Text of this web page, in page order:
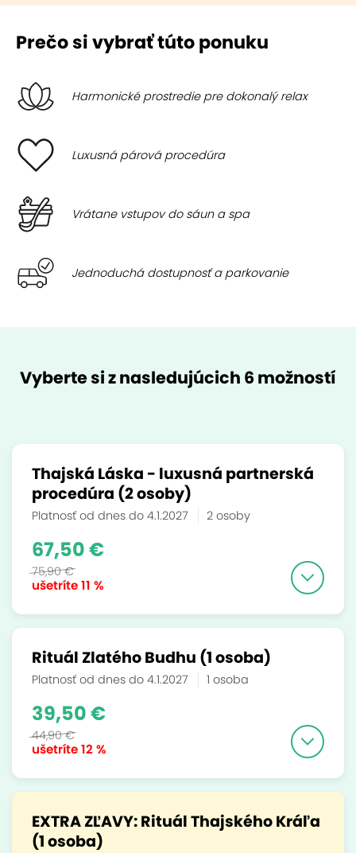
Prečo si vybrať túto ponuku
Harmonické prostredie pre dokonalý relax
Luxusná párová procedúra
Vrátane vstupov do sáun a spa
Jednoduchá dostupnosť a parkovanie
Vyberte si z nasledujúcich 6 možností
Thajská Láska - luxusná partnerská
procedúra (2 osoby)
Platnosť od dnes do 4.1.2027 2 osoby
ušetríte11 %
67,50 €
75,90 €
Rituál Zlatého Budhu (1 osoba)
Platnosť od dnes do 4.1.2027 1 osoba
ušetríte12 %
39,50 €
44,90 €
EXTRA ZĽAVY: Rituál Thajského Kráľa
(1 osoba)